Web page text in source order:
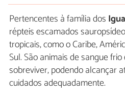
Pertencentes à família dos
répteis escamados
tropicais, como o Caribe,
Sul. São animais de sangue
sobreviver, podendo alcançar
cuidados adequadamente.